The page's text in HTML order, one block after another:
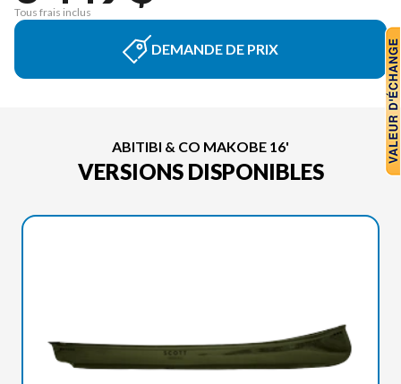
Tous frais inclus
DEMANDE DE PRIX
ABITIBI & CO MAKOBE 16'
VERSIONS DISPONIBLES